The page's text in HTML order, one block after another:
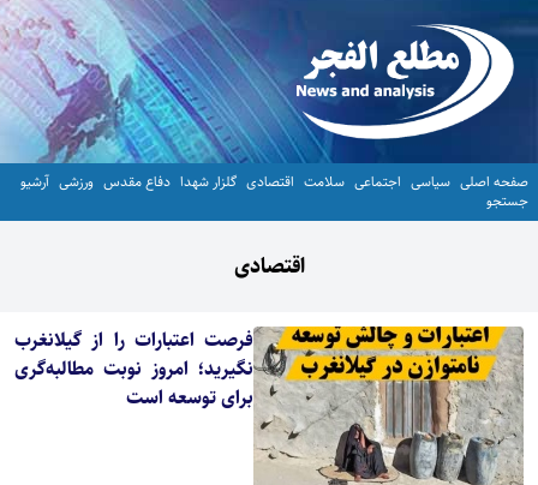
صفحه اصلی سیاسی اجتماعی سلامت اقتصادی گلزار شهدا دفاع مقدس ورزشی آرشیو
جستجو
اقتصادی
فرصت اعتبارات را از گیلانغرب
نگیرید؛ امروز نوبت مطالبه‌گری
برای توسعه است